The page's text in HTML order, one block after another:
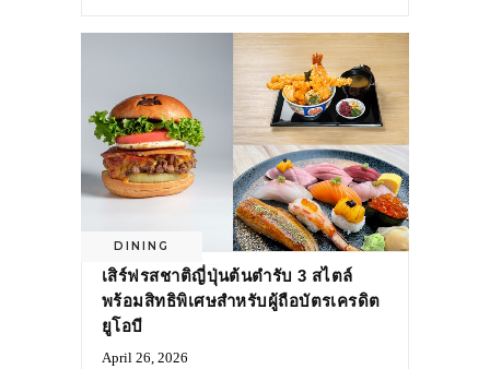
DINING
เสิร์ฟรสชาติญี่ปุ่นต้นตำรับ 3 สไตล์
พร้อมสิทธิพิเศษสำหรับผู้ถือบัตรเครดิต
ยูโอบี
April 26, 2026